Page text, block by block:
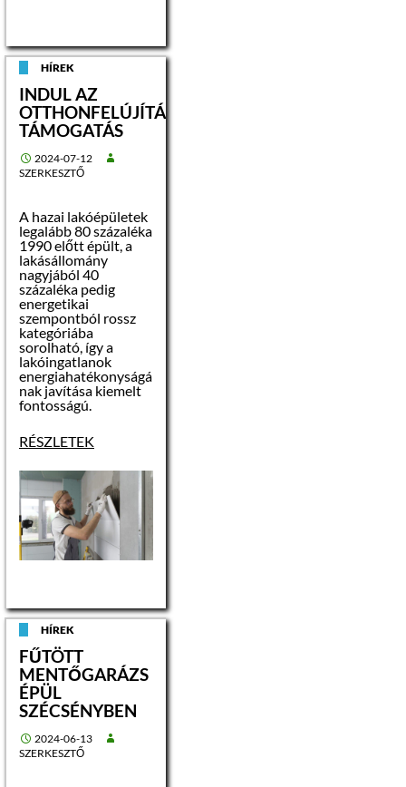
HÍREK
INDUL AZ
OTTHONFELÚJÍTÁSI
TÁMOGATÁS
2024-07-12
SZERKESZTŐ
A hazai lakóépületek
legalább 80 százaléka
1990 előtt épült, a
lakásállomány
nagyjából 40
százaléka pedig
energetikai
szempontból rossz
kategóriába
sorolható, így a
lakóingatlanok
energiahatékonyságá
nak javítása kiemelt
fontosságú.
RÉSZLETEK
HÍREK
FŰTÖTT
MENTŐGARÁZS
ÉPÜL
SZÉCSÉNYBEN
2024-06-13
SZERKESZTŐ